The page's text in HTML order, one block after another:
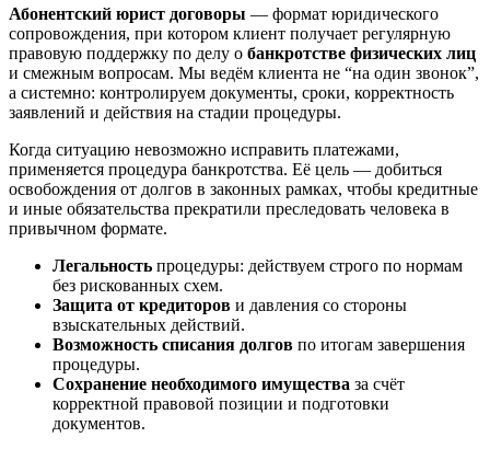
Абонентский юрист договоры — формат юридического
сопровождения, при котором клиент получает регулярную
правовую поддержку по делу о банкротстве физических лиц
и смежным вопросам. Мы ведём клиента не “на один звонок”,
а системно: контролируем документы, сроки, корректность
заявлений и действия на стадии процедуры.
Когда ситуацию невозможно исправить платежами,
применяется процедура банкротства. Её цель — добиться
освобождения от долгов в законных рамках, чтобы кредитные
и иные обязательства прекратили преследовать человека в
привычном формате.
Легальность процедуры: действуем строго по нормам
без рискованных схем.
Защита от кредиторов и давления со стороны
взыскательных действий.
Возможность списания долгов по итогам завершения
процедуры.
Сохранение необходимого имущества за счёт
корректной правовой позиции и подготовки
документов.